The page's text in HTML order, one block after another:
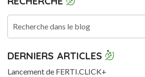
DERNIERS ARTICLES
Lancement de FERTI.CLICK+